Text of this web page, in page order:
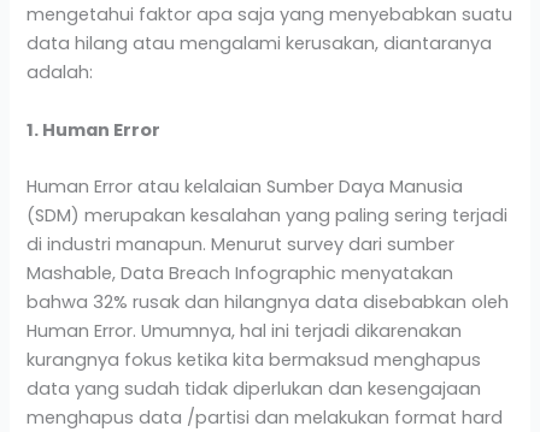
mengetahui faktor apa saja yang menyebabkan suatu
data hilang atau mengalami kerusakan, diantaranya
adalah:
1. Human Error
Human Error atau kelalaian Sumber Daya Manusia
(SDM) merupakan kesalahan yang paling sering terjadi
di industri manapun. Menurut survey dari sumber
Mashable, Data Breach Infographic menyatakan
bahwa 32% rusak dan hilangnya data disebabkan oleh
Human Error. Umumnya, hal ini terjadi dikarenakan
kurangnya fokus ketika kita bermaksud menghapus
data yang sudah tidak diperlukan dan kesengajaan
menghapus data /partisi dan melakukan format hard